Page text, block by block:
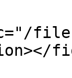
files/